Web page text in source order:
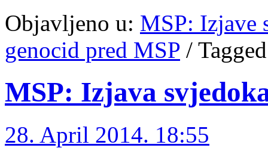
Objavljeno u: MSP: Izjave
genocid pred MSP /
MSP: Izjava
28. April 2014. 18:55